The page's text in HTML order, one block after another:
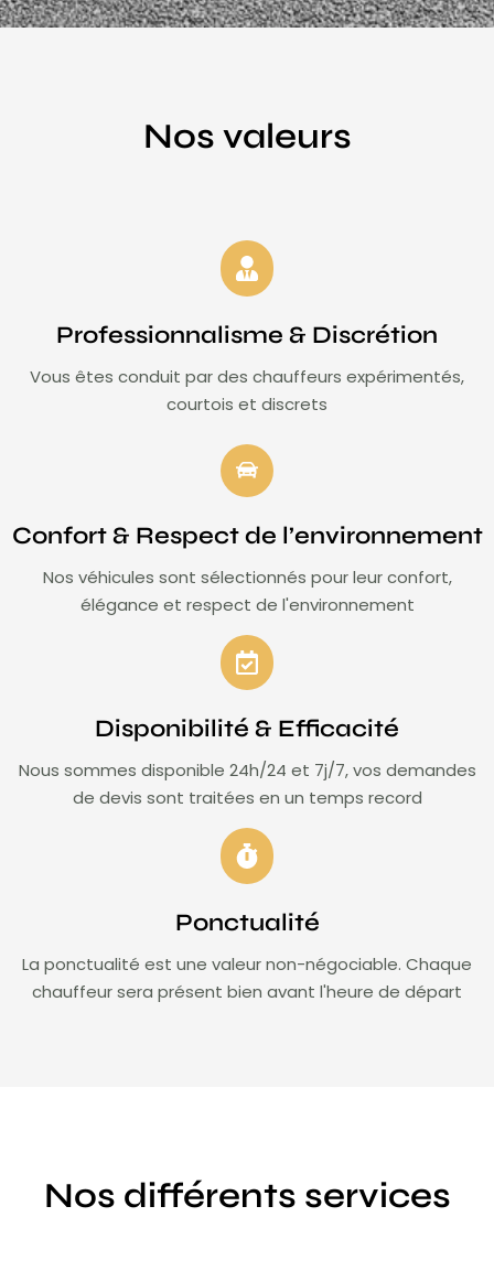
Nos valeurs
Professionnalisme & Discrétion
Vous êtes conduit par des chauffeurs expérimentés,
courtois et discrets
Confort & Respect de l’environnement
Nos véhicules sont sélectionnés pour leur confort,
élégance et respect de l'environnement
Disponibilité & Efficacité
Nous sommes disponible 24h/24 et 7j/7, vos demandes
de devis sont traitées en un temps record
Ponctualité
La ponctualité est une valeur non-négociable. Chaque
chauffeur sera présent bien avant l'heure de départ
Nos différents services